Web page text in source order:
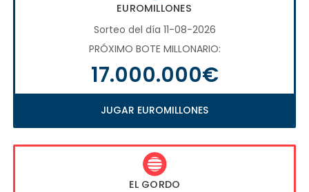
EUROMILLONES
Sorteo del día 11-08-2026
PRÓXIMO BOTE MILLONARIO:
17.000.000€
JUGAR EUROMILLONES
EL GORDO